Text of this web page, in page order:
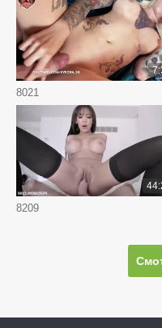
8021
8209